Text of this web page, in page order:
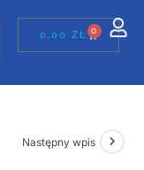
0,00ZŁ 0
Następny wpis